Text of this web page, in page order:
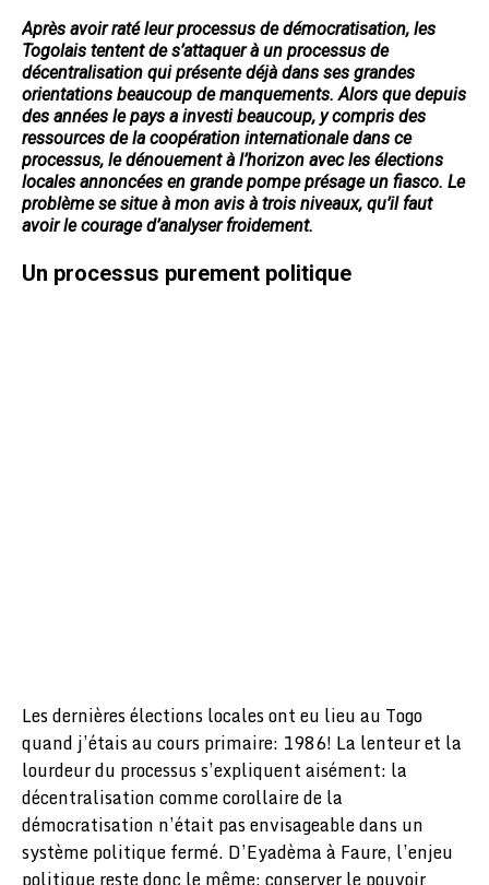
Après avoir raté leur processus de démocratisation, les
Togolais tentent de s’attaquer à un processus de
décentralisation qui présente déjà dans ses grandes
orientations beaucoup de manquements. Alors que depuis
des années le pays a investi beaucoup, y compris des
ressources de la coopération internationale dans ce
processus, le dénouement à l’horizon avec les élections
locales annoncées en grande pompe présage un fiasco. Le
problème se situe à mon avis à trois niveaux, qu’il faut
avoir le courage d’analyser froidement.
Un processus purement politique
Les dernières élections locales ont eu lieu au Togo
quand j’étais au cours primaire: 1986! La lenteur et la
lourdeur du processus s’expliquent aisément: la
décentralisation comme corollaire de la
démocratisation n’était pas envisageable dans un
système politique fermé. D’Eyadèma à Faure, l’enjeu